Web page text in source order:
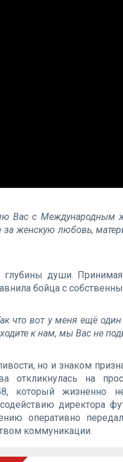
Вас с
женскую любовь,
глубины души.
бойца с
что вот у меня ещё
к нам, мы Вас не
но и знаком
откликнулась на
который жизненно
директора
оперативно
коммуникации.